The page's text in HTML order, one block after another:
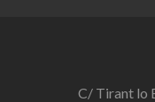
C/ Tirant lo